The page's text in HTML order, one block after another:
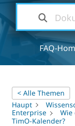
FAQ-
< Alle Themen
Haupt
Enterprise
Wie
TimO-Kalender?